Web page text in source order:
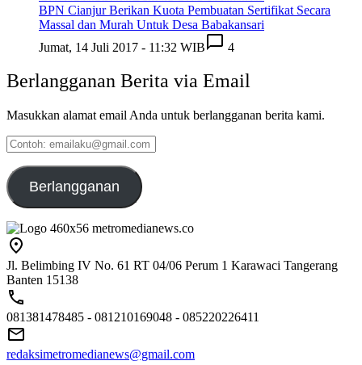
BPN Cianjur Berikan Kuota Pembuatan Sertifikat Secara
Massal dan Murah Untuk Desa Babakansari
Jumat, 14 Juli 2017 - 11:32 WIB
4
Berlangganan Berita via Email
Masukkan alamat email Anda untuk berlangganan berita kami.
Contoh:
emailaku@gmail.com
Berlangganan
Jl. Belimbing IV No. 61 RT 04/06 Perum 1 Karawaci Tangerang
Banten 15138
081381478485 - 081210169048 - 085220226411
redaksimetromedianews@gmail.com